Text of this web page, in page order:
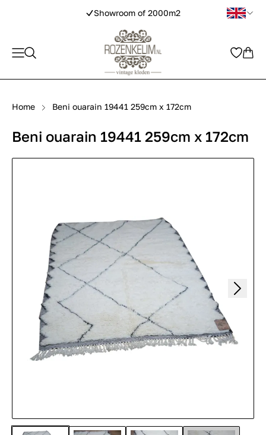
Showroom of 2000m2
Home Beni ouarain 19441 259cm x 172cm
Beni ouarain 19441 259cm x 172cm